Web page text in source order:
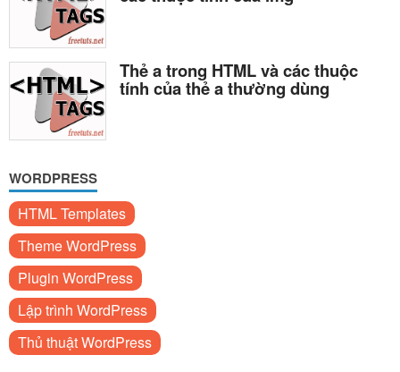
Thẻ a trong HTML và các thuộc
tính của thẻ a thường dùng
WORDPRESS
HTML Templates
Theme WordPress
Plugin WordPress
Lập trình WordPress
Thủ thuật WordPress